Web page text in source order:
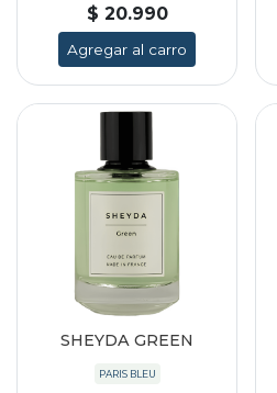
$ 20.990
Agregar al carro
SHEYDA GREEN
PARIS BLEU